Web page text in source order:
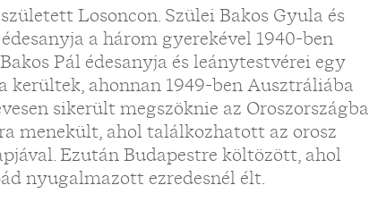
Losoncon. Szülei Bakos Gyula és
a három gyerekével 1940-ben
Pál édesanyja és leánytestvérei egy
kerültek, ahonnan 1949-ben Ausztráliába
sikerült megszöknie az Oroszországba
menekült, ahol találkozhatott az orosz
Ezután Budapestre költözött, ahol
nyugalmazott ezredesnél élt.